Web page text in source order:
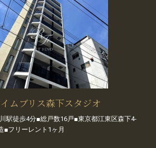
ムブリス森下スタジオ
駅徒歩4分■総戸数16戸■東京都江東区森下4-
■フリーレント1ヶ月